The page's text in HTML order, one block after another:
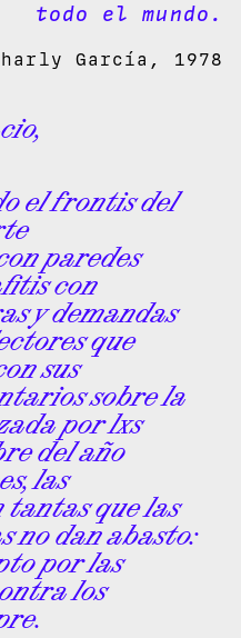
todo el mundo.
García, 1978
el frontis del
paredes
con
y demandas
que
sus
sobre la
por lxs
del año
las
tantas que las
no dan abasto:
por las
los